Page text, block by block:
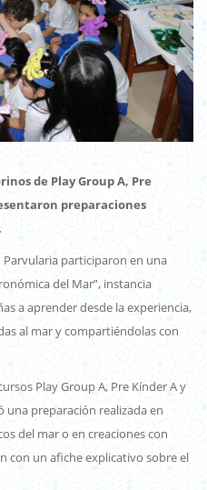
de Play Group A, Pre
preparaciones
Parvularia participaron en una
del Mar”, instancia
a aprender desde la experiencia,
al mar y compartiéndolas con
Play Group A, Pre Kínder A y
una preparación realizada en
del mar o en creaciones con
con un afiche explicativo sobre el